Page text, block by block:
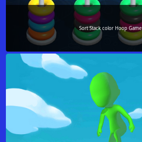
Sort Stack color Hoop Game